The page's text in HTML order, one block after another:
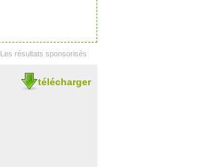
Les résultats sponsorisés
télécharger